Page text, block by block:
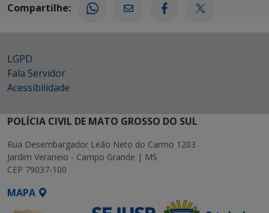
Compartilhe:
LGPD
Fala Servidor
Acessibilidade
POLÍCIA CIVIL DE MATO GROSSO DO SUL
Rua Desembargador Leão Neto do Carmo 1203
Jardim Veraneio - Campo Grande | MS
CEP 79037-100
MAPA